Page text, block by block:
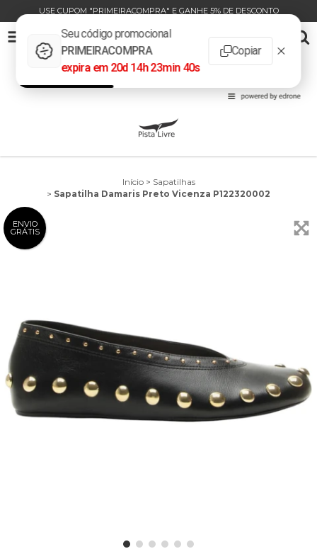
USE CUPOM "PRIMEIRACOMPRA" E GANHE 5% DE DESCONTO
SAPATILHA DAMARIS PRETO VICENZA P122320002
INÍCIO
Início > Sapatilhas
> Sapatilha Damaris Preto Vicenza P122320002
ENVIO
GRÁTIS